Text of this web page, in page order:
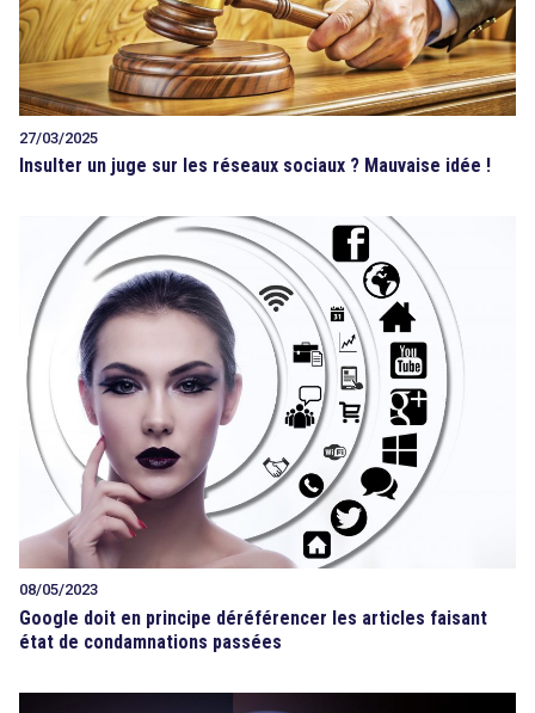
27/03/2025
Insulter un juge sur les réseaux sociaux ? Mauvaise idée !
08/05/2023
Google doit en principe déréférencer les articles faisant
état de condamnations passées